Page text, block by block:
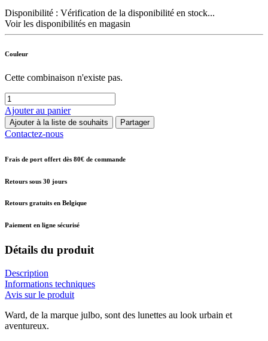
Disponibilité : Vérification de la disponibilité en stock...
Voir les disponibilités en magasin
Couleur
Cette combinaison n'existe pas.
Ajouter au panier
Ajouter à la liste de souhaits Partager
Contactez-nous
Frais de port offert dès 80€ de commande
Retours sous 30 jours
Retours gratuits en Belgique
Paiement en ligne sécurisé
Détails du produit
Description
Informations techniques
Avis sur le produit
Ward, de la marque julbo, sont des lunettes au look urbain et
aventureux.